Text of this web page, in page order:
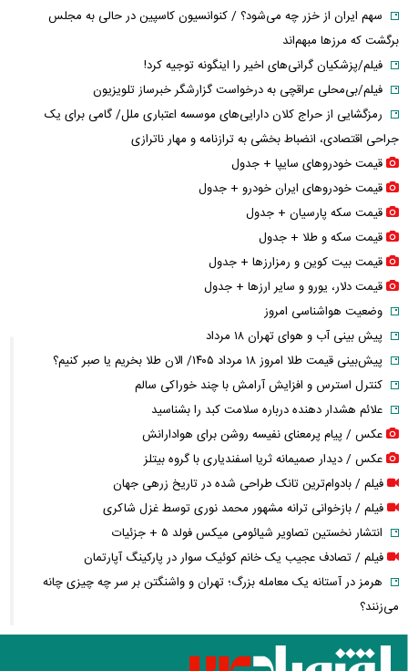
سهم ایران از خزر چه می‌شود؟ / کنوانسیون کاسپین در حالی به مجلس
برگشت که مرزها مبهم‌اند
فیلم/پزشکیان گرانی‌های اخیر را اینگونه توجیه کرد!
فیلم/بی‌محلی عراقچی به درخواست گزارشگر خبرساز تلویزیون
رمزگشایی از حراج کلان دارایی‌های موسسه اعتباری ملل/ گامی برای یک
جراحی اقتصادی، انضباط‌ بخشی به ترازنامه و مهار ناترازی
قیمت خودرو‌های سایپا + جدول
قیمت خودرو‌های ایران خودرو + جدول
قیمت سکه پارسیان + جدول
قیمت سکه و طلا + جدول
قیمت بیت کوین و رمزارز‌ها + جدول
قیمت دلار، یورو و سایر ارز‌ها + جدول
وضعیت هواشناسی امروز
پیش بینی آب و هوای تهران ۱۸ مرداد
پیش‌بینی قیمت طلا امروز ۱۸ مرداد ۱۴۰۵/ الان طلا بخریم یا صبر کنیم؟
کنترل استرس و افزایش آرامش با چند خوراکی سالم
علائم هشدار دهنده درباره سلامت کبد را بشناسید
عکس / پیام پرمعنای نفیسه روشن برای هوادارانش
عکس / دیدار صمیمانه ثریا اسفندیاری با گروه بیتلز
فیلم / بادوام‌ترین تانک طراحی شده در تاریخ زرهی جهان
فیلم / بازخوانی ترانه مشهور محمد نوری توسط غزل شاکری
انتشار نخستین تصاویر شیائومی میکس فولد ۵ + جزئیات
فیلم / تصادف عجیب یک خانم کوئیک سوار در پارکینگ آپارتمان
هرمز در آستانه یک معامله بزرگ؛ تهران و واشنگتن بر سر چه چیزی چانه
می‌زنند؟
فیلم / موزیک ویدئوی جدید شروین حاجی‌پور منتشر شد
ادعای یک رسانه درباره آمادگی اسرائیل برای حمله به ایران